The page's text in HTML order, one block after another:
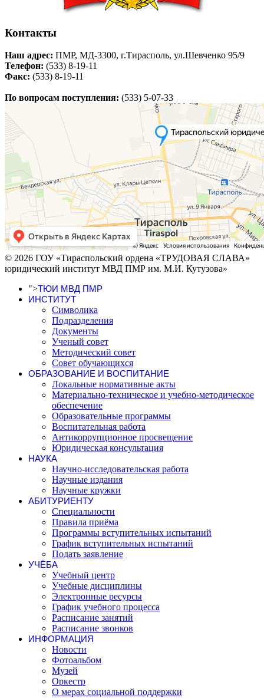
Контакты
Наш адрес: ПМР, МД-3300, г.Тирасполь, ул.Шевченко 95/9
Телефон: (533) 8-19-11
Факс: (533) 8-19-11
По вопросам поступления: (533) 5-07-33
© 2026 ГОУ «Тираспольский ордена «ТРУДОВАЯ СЛАВА»
юридический институт МВД ПМР им. М.И. Кутузова»
">ТЮИ МВД ПМР
ИНСТИТУТ
Символика
Подразделения
Документы
Ученый совет
Методический совет
Совет обучающихся
ОБРАЗОВАНИЕ И ВОСПИТАНИЕ
Локальные нормативные акты
Материально-техническое и учебно-методическое
обеспечение
Образовательные программы
Воспитательная работа
Антикоррупционное просвещение
Юридическая консультация
НАУКА
Научно-исследовательская работа
Научные издания
Научные кружки
АБИТУРИЕНТУ
Специальности
Правила приёма
Программы вступительных испытаний
График вступительных испытаний
Подать заявление
УЧЁБА
Учебный центр
Учебные дисциплины
Электронные ресурсы
График учебного процесса
Расписание занятий
Расписание звонков
ИНФОРМАЦИЯ
Новости
Фотоальбом
Музей
Оркестр
О мерах социальной поддержки